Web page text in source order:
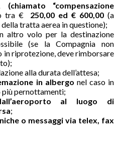
“compensazione
tra € 250,00 ed € 600,00(a
tratta aerea in questione);
altro volo per la destinazione
(se la Compagnia non
in riprotezione, deve rimborsare
alla durata dell’attesa;
in albergo nel caso in
più pernottamenti;
al luogo di
;
o messaggi via telex, fax